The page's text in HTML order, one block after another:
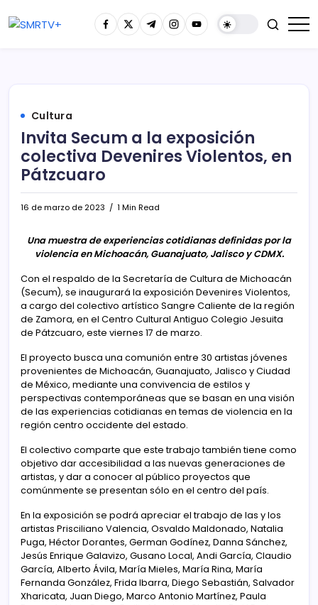
Cultura
Invita Secum a la exposición
colectiva Devenires Violentos, en
Pátzcuaro
16 de marzo de 2023 1 Min Read
Una muestra de experiencias cotidianas definidas por la
violencia en Michoacán, Guanajuato, Jalisco y CDMX.
Con el respaldo de la Secretaría de Cultura de Michoacán
(Secum), se inaugurará la exposición Devenires Violentos,
a cargo del colectivo artístico Sangre Caliente de la región
de Zamora, en el Centro Cultural Antiguo Colegio Jesuita
de Pátzcuaro, este viernes 17 de marzo.
El proyecto busca una comunión entre 30 artistas jóvenes
provenientes de Michoacán, Guanajuato, Jalisco y Ciudad
de México, mediante una convivencia de estilos y
perspectivas contemporáneas que se basan en una visión
de las experiencias cotidianas en temas de violencia en la
región centro occidente del estado.
El colectivo comparte que este trabajo también tiene como
objetivo dar accesibilidad a las nuevas generaciones de
artistas, y dar a conocer al público proyectos que
comúnmente se presentan sólo en el centro del país.
En la exposición se podrá apreciar el trabajo de las y los
artistas Prisciliano Valencia, Osvaldo Maldonado, Natalia
Puga, Héctor Dorantes, German Godínez, Danna Sánchez,
Jesús Enrique Galavizo, Gusano Local, Andi García, Claudio
García, Alberto Ávila, María Mieles, María Rina, María
Fernanda González, Frida Ibarra, Diego Sebastián, Salvador
Xharicata, Juan Diego, Marco Antonio Martínez, Paula